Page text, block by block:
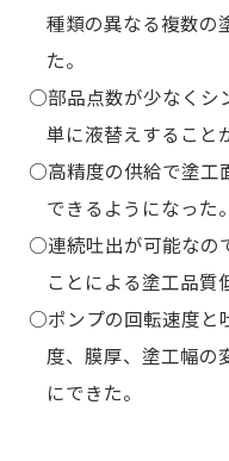
種類の異なる複数の
た。
○部品点数が少なくシ
単に液替えすること
○高精度の供給で塗工
できるようになった。
○連続吐出が可能なの
ことによる塗工品質
○ポンプの回転速度と
度、膜厚、塗工幅の
にできた。